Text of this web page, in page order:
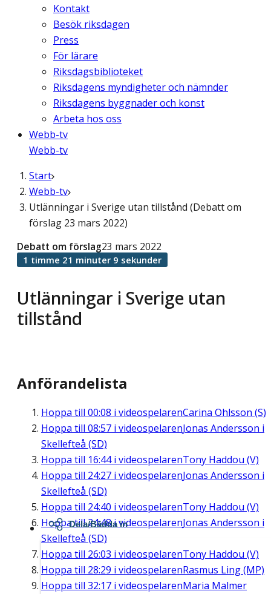
Kontakt
Besök riksdagen
Press
För lärare
Riksdagsbiblioteket
Riksdagens myndigheter och nämnder
Riksdagens byggnader och konst
Arbeta hos oss
Webb-tv
Webb-tv
Start
Webb-tv
Utlänningar i Sverige utan tillstånd (Debatt om
förslag 23 mars 2022)
Utlänningar i Sverige utan
tillstånd
Debatt om förslag23 mars 2022
1 timme 21 minuter 9 sekunder
Anförandelista
Hoppa till 00:08 i videospelarenCarina Ohlsson (S)
Hoppa till 08:57 i videospelarenJonas Andersson i
Skellefteå (SD)
Hoppa till 16:44i videospelarenTony Haddou (V)
Hoppa till 24:27 i videospelarenJonas Andersson i
Skellefteå (SD)
Hoppa till 24:40 i videospelarenTony Haddou (V)
Hoppa till24:48i videospelarenJonas Andersson i
Skellefteå (SD)
Hoppa till 26:03 i videospelarenTony Haddou (V)
Hoppa till 28:29 i videospelarenRasmus Ling (MP)
Hoppa till 32:17 i videospelarenMaria Malmer
Dela/Bädda in